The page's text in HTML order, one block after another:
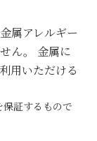
属アレルギー
ん。 金属に
用いただける
証するもので